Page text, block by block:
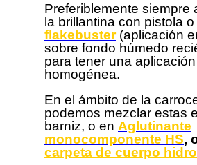
Preferiblemente siempre
la brillantina con pistola o
flakebuster (aplicación
sobre fondo húmedo
para tener una aplicación
homogénea.
En el ámbito de la
podemos mezclar estas
barniz, o en Aglutinante
monocomponente HS,
carpeta de cuerpo hidro